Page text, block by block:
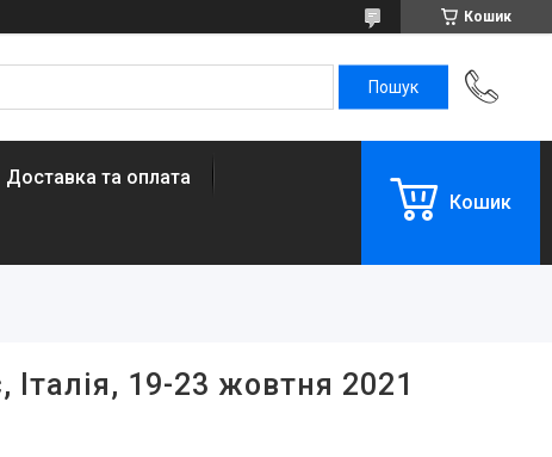
Кошик
Доставка та оплата
Кошик
19-23 жовтня 2021